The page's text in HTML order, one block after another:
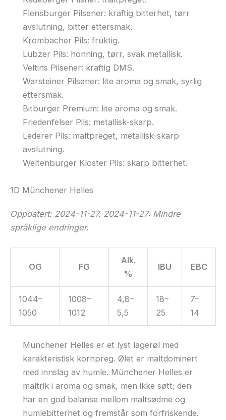
Flensburger Pilsener: kraftig bitterhet, tørr
avslutning, bitter ettersmak.
Krombacher Pils: fruktig.
Lübzer Pils: honning, tørr, svak metallisk.
Veltins Pilsener: kraftig DMS.
Warsteiner Pilsener: lite aroma og smak, syrlig
ettersmak.
Bitburger Premium: lite aroma og smak.
Friedenfelser Pils: metallisk-skarp.
Lederer Pils: maltpreget, metallisk-skarp
avslutning.
Weltenburger Kloster Pils: skarp bitterhet.
1D Münchener Helles
Oppdatert: 2024-11-27. 2024-11-27: Mindre
språklige endringer.
OG FG
Alk.
%
IBU EBC
1044–
1050
1008–
1012
4,8–
5,5
18–
25
7–
14
Münchener Helles er et lyst lagerøl med
karakteristisk kornpreg. Ølet er maltdominert
med innslag av humle. Münchener Helles er
maltrik i aroma og smak, men ikke søtt; den
har en god balanse mellom maltsødme og
humlebitterhet og fremstår som forfriskende.